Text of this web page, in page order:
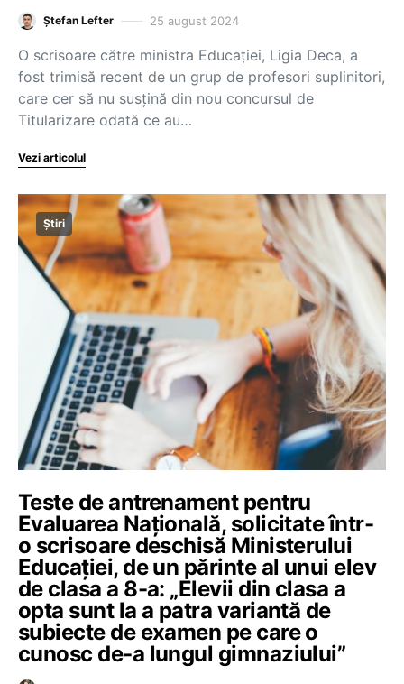
Ștefan Lefter 25 august 2024
O scrisoare către ministra Educației, Ligia Deca, a
fost trimisă recent de un grup de profesori suplinitori,
care cer să nu susțină din nou concursul de
Titularizare odată ce au…
Vezi articolul
Știri
Teste de antrenament pentru
Evaluarea Națională, solicitate într-
o scrisoare deschisă Ministerului
Educației, de un părinte al unui elev
de clasa a 8-a: „Elevii din clasa a
opta sunt la a patra variantă de
subiecte de examen pe care o
cunosc de-a lungul gimnaziului”